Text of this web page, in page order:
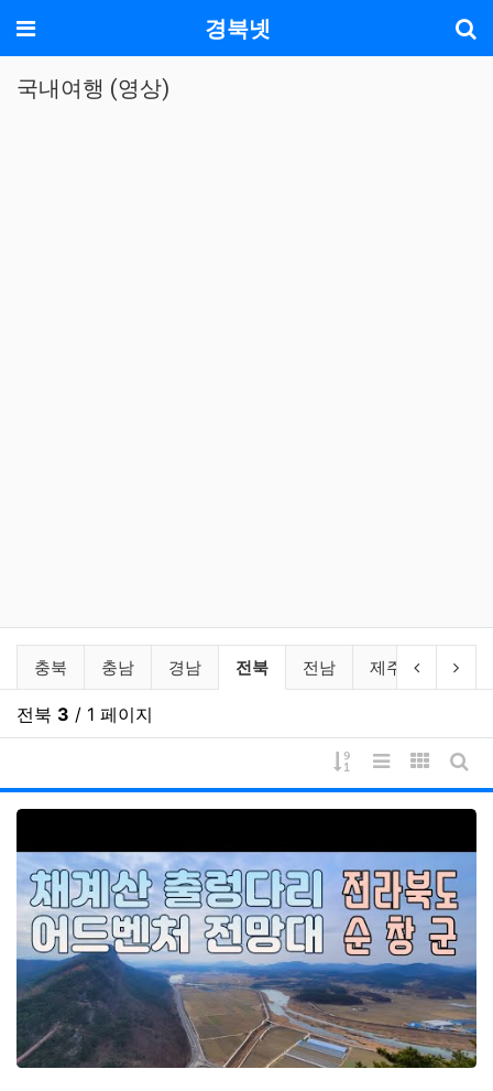
메뉴 경북넷
국내여행 (영상)
국내여행 (영상) 분류 목록
충북 충남 경남 현재 분류
전북 전남 제주 기타
이전 분류
다
전북 3 / 1 페이지
게시물 정렬
리스트 스타일
갤러리게